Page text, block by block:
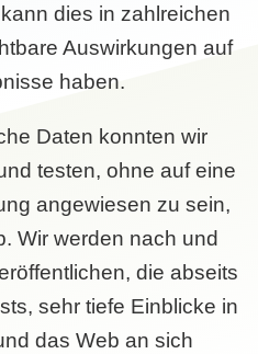
dies in zahlreichen
Auswirkungen auf
haben.
Daten konnten wir
testen, ohne auf eine
angewiesen zu sein,
Wir werden nach und
die abseits
sehr tiefe Einblicke in
das Web an sich